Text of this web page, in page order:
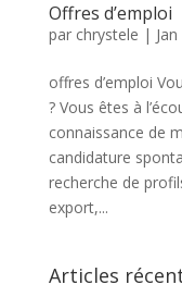
Offres d’emploi
par chrystele |
offres d’emploi
? Vous êtes à
connaissance de
candidature
recherche de
export,...
Articles